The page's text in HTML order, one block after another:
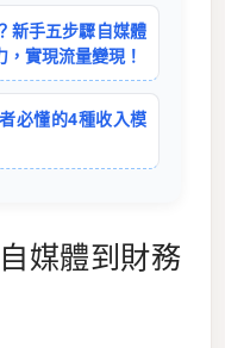
新手五步驟自媒體
實現流量變現！
必懂的4種收入模
媒體到財務